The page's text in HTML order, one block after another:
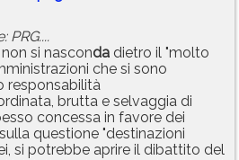
PRG....
si nasconda dietro il "molto
che si sono
responsabilità
brutta e selvaggia di
concessa in favore dei
questione "destinazioni
si potrebbe aprire il dibattito del